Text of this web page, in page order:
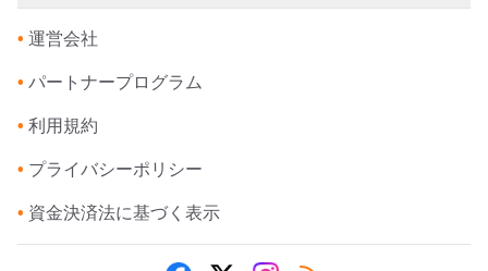
• 運営会社
• パートナープログラム
• 利用規約
• プライバシーポリシー
• 資金決済法に基づく表示